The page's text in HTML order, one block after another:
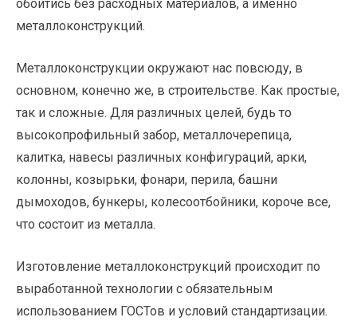
обойтись без расходных материалов, а именно
металлоконструкций.
Металлоконструкции окружают нас повсюду, в
основном, конечно же, в строительстве. Как простые,
так и сложные. Для различных целей, будь то
высокопрофильный забор, металлочерепица,
калитка, навесы различных конфигураций, арки,
колонны, козырьки, фонари, перила, башни
дымоходов, бункеры, колесоотбойники, короче все,
что состоит из металла.
Изготовление металлоконструкций происходит по
выработанной технологии с обязательным
использованием ГОСТов и условий стандартизации.